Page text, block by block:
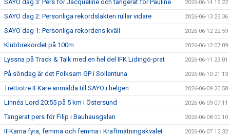
SAYO dag 3: Pers för Jacqueline och tangerat för Pauline 2026-06-14 15:22
SAYO dag 2: Personliga rekordslakten rullar vidare 2026-06-13 23:36
SAYO dag 1: Personliga rekordens kväll 2026-06-12 22:59
Klubbrekordet på 100m 2026-06-12 07:09
Lyssna på Track & Talk med en hel del IFK Lidingö-prat 2026-06-11 23:01
På söndag är det Folksam GP i Sollentuna 2026-06-10 21:13
Trettiotre IFKare anmälda till SAYO i helgen 2026-06-09 20:58
Linnéa Lord 20:55 på 5 km i Östersund 2026-06-09 07:11
Tangerat pers för Filip i Bauhausgalan 2026-06-08 00:10
IFKarna fyra, femma och femma i Kraftmätningskvalet 2026-06-07 12:32